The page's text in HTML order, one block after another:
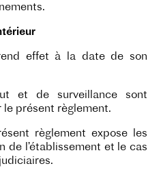
effet à la date de son
et de surveillance sont
présent règlement.
règlement expose les
de l’établissement et le cas